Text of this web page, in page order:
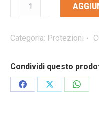
SHORT
pantaloncini
quantità
Categoria: Protezioni
Condividi questo
CondividiCondividi